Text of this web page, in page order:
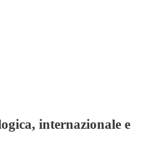
internazionale e